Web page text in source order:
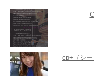
cp+（シー